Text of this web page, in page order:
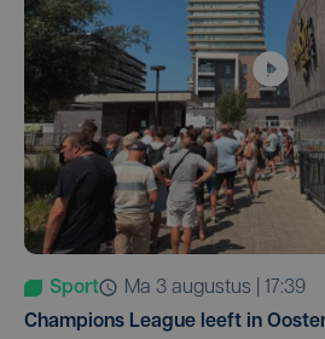
Sport
ma 3 augustus | 17:39
Champions League leeft in